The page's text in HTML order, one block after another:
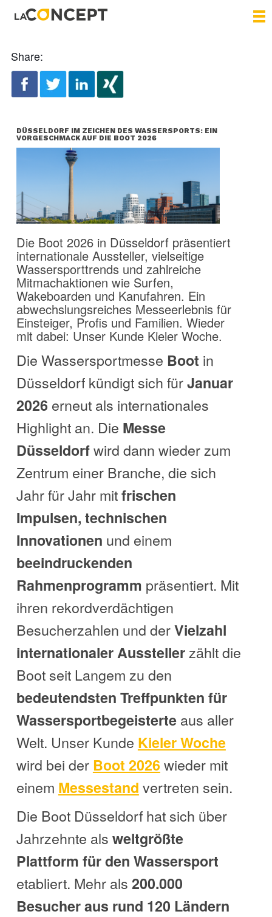
Share:
DÜSSELDORF IM ZEICHEN DES WASSERSPORTS: EIN
VORGESCHMACK AUF DIE BOOT 2026
Die Boot 2026 in Düsseldorf präsentiert
internationale Aussteller, vielseitige
Wassersporttrends und zahlreiche
Mitmachaktionen wie Surfen,
Wakeboarden und Kanufahren. Ein
abwechslungsreiches Messeerlebnis für
Einsteiger, Profis und Familien. Wieder
mit dabei: Unser Kunde Kieler Woche.
Die Wassersportmesse Boot in
Düsseldorf kündigt sich fürJanuar
2026 erneut als internationales
Highlight an. Die Messe
Düsseldorfwird dann wieder zum
Zentrum einer Branche, die sich
Jahr für Jahr mitfrischen
Impulsen, technischen
Innovationen und einem
beeindruckenden
Rahmenprogramm präsentiert. Mit
ihren rekordverdächtigen
Besucherzahlen und derVielzahl
internationaler Ausstellerzählt die
Boot seit Langem zu den
bedeutendsten Treffpunkten für
Wassersportbegeisterteaus aller
Welt. Unser Kunde Kieler Woche
wird bei der Boot 2026 wieder mit
einem Messestand vertreten sein.
Die Boot Düsseldorf hat sich über
Jahrzehnte als weltgrößte
Plattform für den Wassersport
etabliert. Mehr als 200.000
Besucher aus rund 120 Ländern